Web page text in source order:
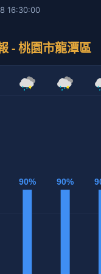
16:30:00
- 桃園市龍潭區